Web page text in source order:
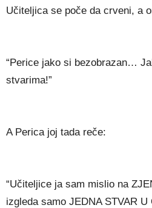
Učiteljica se poče da crveni, a
“Perice jako si bezobrazan…
stvarima!”
A Perica joj tada reče:
“Učiteljice ja sam mislio na
izgleda samo JEDNA STVAR U